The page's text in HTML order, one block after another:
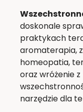
doskonale
praktykach
aromaterapia,
homeopatia,
oraz wróżenie
narzędzie dla